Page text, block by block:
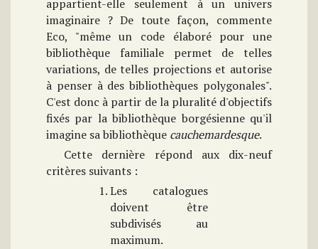
appartient-elle seulement à un univers
imaginaire ? De toute façon, commente
Eco, "même un code élaboré pour une
bibliothèque familiale permet de telles
variations, de telles projections et autorise
à penser à des bibliothèques polygonales".
C'est donc à partir de la pluralité d'objectifs
fixés par la bibliothèque borgésienne qu'il
imagine sa bibliothèque cauchemardesque.
Cette dernière répond aux dix-neuf
critères suivants :
Les catalogues
doivent être
subdivisés au
maximum.